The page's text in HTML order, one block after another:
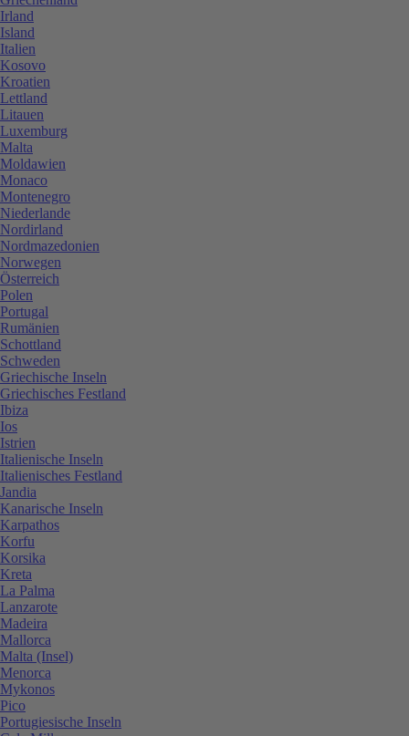
Irland
Island
Italien
Kosovo
Kroatien
Lettland
Litauen
Luxemburg
Malta
Moldawien
Monaco
Montenegro
Niederlande
Nordirland
Nordmazedonien
Norwegen
Österreich
Polen
Portugal
Rumänien
Schottland
Schweden
Griechische Inseln
Griechisches Festland
Ibiza
Ios
Istrien
Italienische Inseln
Italienisches Festland
Jandia
Kanarische Inseln
Karpathos
Korfu
Korsika
Kreta
La Palma
Lanzarote
Madeira
Mallorca
Malta (Insel)
Menorca
Mykonos
Pico
Portugiesische Inseln